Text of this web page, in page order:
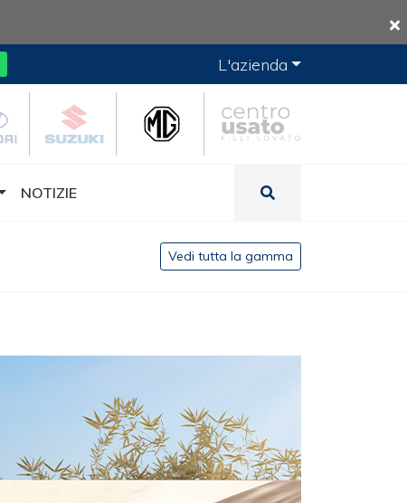
L'azienda
NOTIZIE
Vedi tutta la gamma